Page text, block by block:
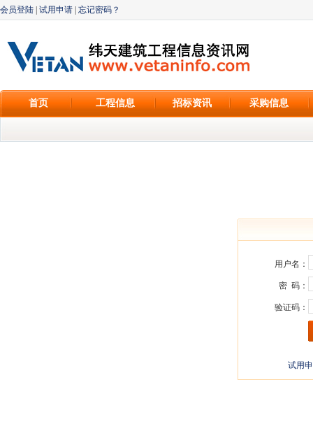
会员登陆 试用申请 忘记密码？
首页 工程信息 招标资讯 采购信息
用户名：
密 码：
验证码：
试用